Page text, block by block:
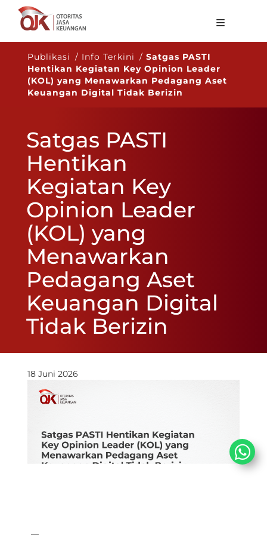
Tentang OJK
Fungsi Utama
Publikasi
Statistik
Layanan
Karir
ID
Publikasi / Info Terkini /Satgas PASTI
Hentikan Kegiatan Key Opinion Leader
(KOL) yang Menawarkan Pedagang Aset
Keuangan Digital Tidak Berizin
Satgas PASTI
Hentikan
Kegiatan Key
Opinion Leader
(KOL) yang
Menawarkan
Pedagang Aset
Keuangan Digital
Tidak Berizin
18 Juni 2026